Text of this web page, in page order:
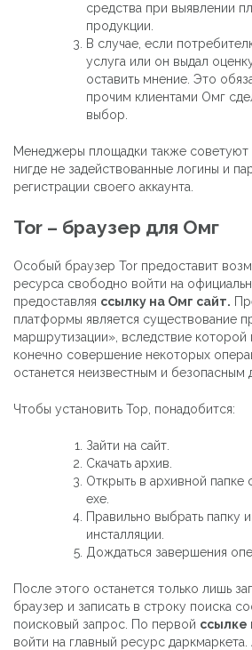
средства при выявлении
продукции.
В случае, если
услуга или он выдал
оставить мнение. Это
прочим клиентами Омг
выбор.
Менеджеры площадки также советуют
нигде не задействованные логины и
регистрации своего аккаунта.
Tor – браузер для Омг
Особый браузер Tor предоставит
ресурса свободно войти на
предоставляя ссылку на Омг сайт.
платформы является существование
маршрутизации», вследствие
конечно совершение некоторых
останется неизвестным и безопасным
Чтобы установить Тор, понадобится:
Зайти на сайт.
Скачать архив.
Открыть в архивной
exe.
Правильно выбрать папку
инсталляции.
Дождаться завершения
После этого останется только лишь
браузер и записать в строку поиска
поисковый запрос. По первой ссылке
войти на главный ресурс